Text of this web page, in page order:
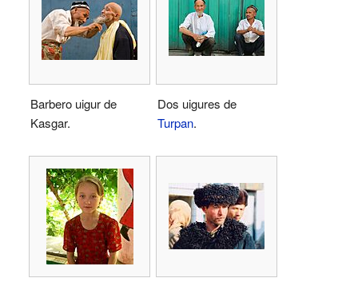
Barbero uigur de
Kasgar.
Dos uigures de
Turpan.